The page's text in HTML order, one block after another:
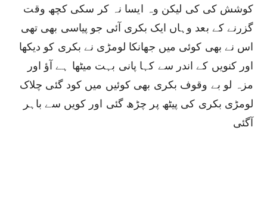
کوشش کی کی لیکن وہ ایسا نہ کر سکی کچھ وقت
گزرنے کے بعد وہاں ایک بکری آئی جو پیاسی بھی تھی
اس نے بھی کوئی میں جھانکا لومڑی نے بکری کو دیکھا
اور کنویں کے اندر سے کہا پانی بہت میٹھا ہے آؤ اور
مزہ لو بے وقوف بکری بھی کوئیں میں کود گئی چلاک
لومڑی بکری کی پیٹھ پر چڑھ گئی اور کویں سے باہر
آگئی